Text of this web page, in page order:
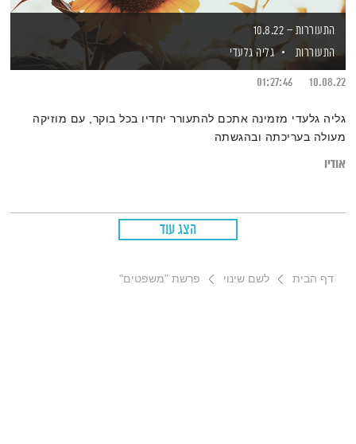
התעוררות – 10.8.22
התעוררות
גליה גלעדי
10.08.22
01:27:46
גליה גלעדי מזמינה אתכם להתעורר יחדיו בכל בוקר, עם מוזיקה
מעולה בעריכתה ובהגשתה
אודיו
הצג עוד
דף הבית לשם שינוי פרשת "משפטים"